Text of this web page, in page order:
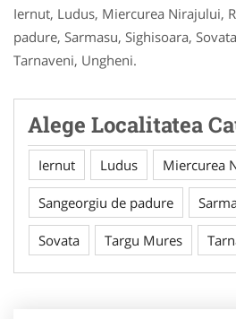
Iernut, Ludus, Miercurea Nirajului,
padure, Sarmasu, Sighisoara,
Tarnaveni, Ungheni.
Alege Localitatea
Iernut Ludus Miercurea
Sangeorgiu de padure
Sovata Targu Mures